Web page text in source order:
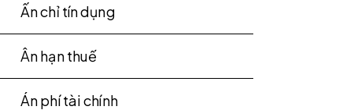
Ấn chỉ tín dụng
Ân hạn thuế
Án phí tài chính